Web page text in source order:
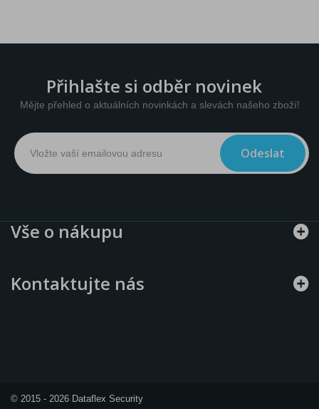
Přihlašte si odběr novinek
Mějte přehled o aktuálních novinkách a slevách našeho zboží!
Odeslat
Vše o nákupu
Kontaktujte nás
© 2015 - 2026 Dataflex Security